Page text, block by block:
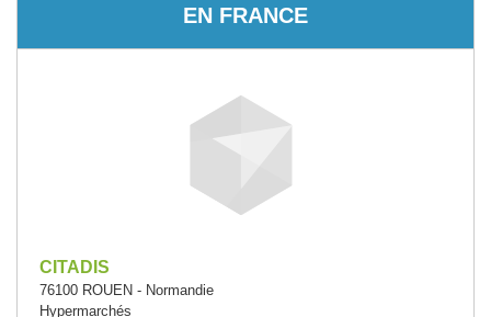
EN FRANCE
CITADIS
76100 ROUEN - Normandie
Hypermarchés